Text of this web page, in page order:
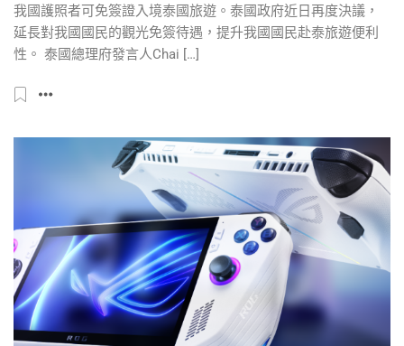
我國護照者可免簽證入境泰國旅遊。泰國政府近日再度決議，
延長對我國國民的觀光免簽待遇，提升我國國民赴泰旅遊便利
性。 泰國總理府發言人Chai […]